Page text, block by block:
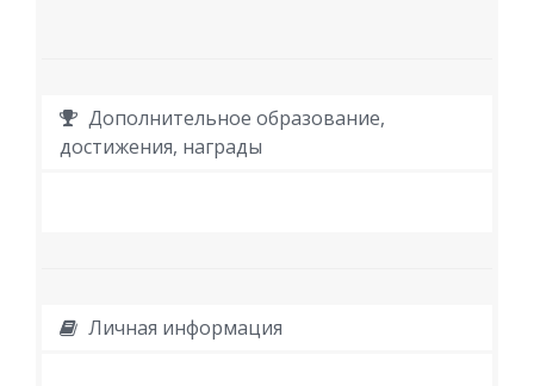
Дополнительное образование,
достижения, награды
Личная информация